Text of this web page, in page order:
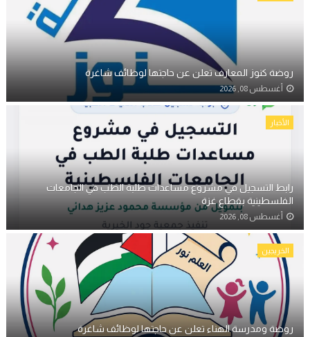
روضة كنوز المعارف تعلن عن حاجتها لوظائف شاغرة
أغسطس 08, 2026
الأخبار
رابط التسجيل في مشروع مساعدات طلبة الطب في الجامعات
الفلسطينية بقطاع غزة
أغسطس 08, 2026
الخريجين
روضة ومدرسة الهناء تعلن عن حاجتها لوظائف شاغرة